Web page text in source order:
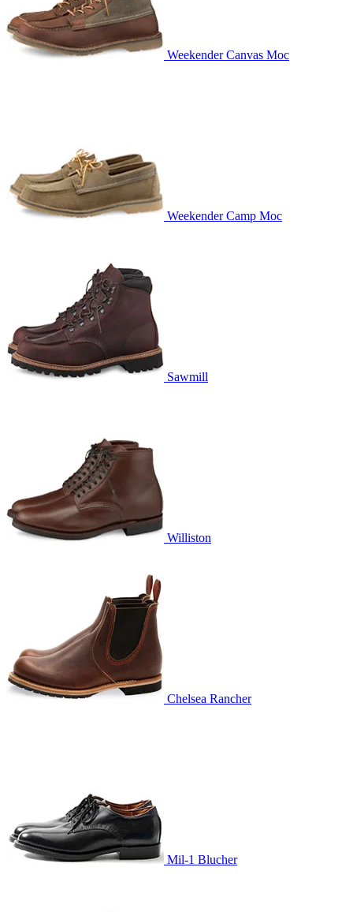
Weekender Canvas Moc
Weekender Camp Moc
Sawmill
Williston
Chelsea Rancher
Mil-1 Blucher